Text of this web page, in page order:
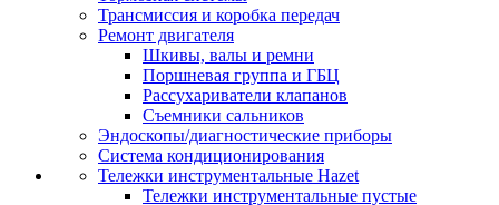
Трансмиссия и коробка передач
Ремонт двигателя
Шкивы, валы и ремни
Поршневая группа и ГБЦ
Рассухариватели клапанов
Съемники сальников
Эндоскопы/диагностические приборы
Система кондиционирования
Тележки инструментальные Hazet
Тележки инструментальные пустые